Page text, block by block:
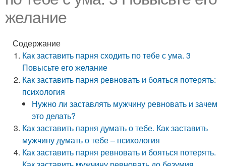
желание
Содержание
Как заставить парня сходить по тебе с ума. 3
Повысьте его желание
Как заставить парня ревновать и бояться потерять:
психология
Нужно ли заставлять мужчину ревновать и зачем
это делать?
Как заставить парня думать о тебе. Как заставить
мужчину думать о тебе – психология
Как заставить парня ревновать и бояться потерять.